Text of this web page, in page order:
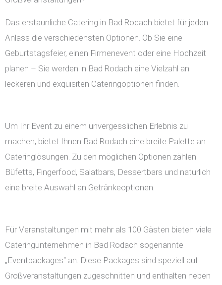
Das erstaunliche Catering in Bad Rodach bietet für jeden
Anlass die verschiedensten Optionen. Ob Sie eine
Geburtstagsfeier, einen Firmenevent oder eine Hochzeit
planen – Sie werden in Bad Rodach eine Vielzahl an
leckeren und exquisiten Cateringoptionen finden.
Um Ihr Event zu einem unvergesslichen Erlebnis zu
machen, bietet Ihnen Bad Rodach eine breite Palette an
Cateringlösungen. Zu den möglichen Optionen zählen
Büfetts, Fingerfood, Salatbars, Dessertbars und natürlich
eine breite Auswahl an Getränkeoptionen.
Für Veranstaltungen mit mehr als 100 Gästen bieten viele
Cateringunternehmen in Bad Rodach sogenannte
„Eventpackages“ an. Diese Packages sind speziell auf
Großveranstaltungen zugeschnitten und enthalten neben